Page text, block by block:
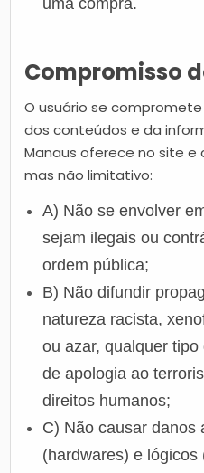
Compromisso
O usuário se
dos conteúdos e da
Manaus oferece no site
mas não limitativo:
A) Não se envolver
sejam ilegais ou
ordem pública;
B) Não difundir
natureza racista,
ou azar, qualquer
de apologia ao
direitos humanos;
C) Não causar danos
(hardwares) e lógicos